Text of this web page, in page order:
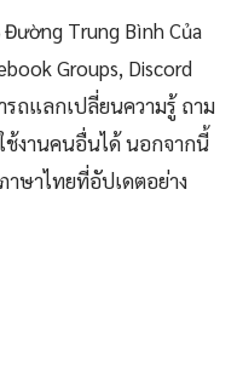
Trung Bình Của
Groups, Discord
รถแลกเปลี่ยนความรู้ ถาม
งานคนอื่นได้ นอกจากนี้
าษาไทยที่อัปเดตอย่าง